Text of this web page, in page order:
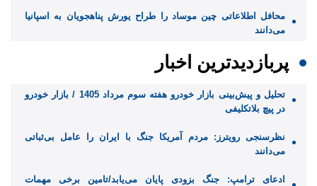
محافل اطلاعاتی چین موساد را طراح یورش پناهجویان به اسپانیا
می‌دانند
پربازدیدترین اخبار
تحلیل و پیش‌بینی بازار خودرو هفته سوم مرداد 1405 / بازار خودرو
در پیچ بلاتکلیفی
نظرسنجی رویترز: مردم آمریکا جنگ با ایران را عامل بی‌ثباتی
می‌دانند
ادعای ترامپ: جنگ بزودی پایان می‌یابد/تامین برخی مهمات